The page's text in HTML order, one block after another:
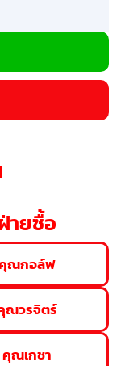
ายซื้อ
ณกอล์ฟ
ณวรจิตร์
คุณเกชา